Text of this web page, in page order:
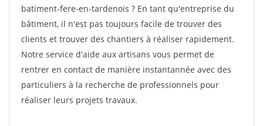
batiment-fere-en-tardenois ? En tant qu'entreprise du
bâtiment, il n'est pas toujours facile de trouver des
clients et trouver des chantiers à réaliser rapidement.
Notre service d'aide aux artisans vous permet de
rentrer en contact de manière instantannée avec des
particuliers à la recherche de professionnels pour
réaliser leurs projets travaux.